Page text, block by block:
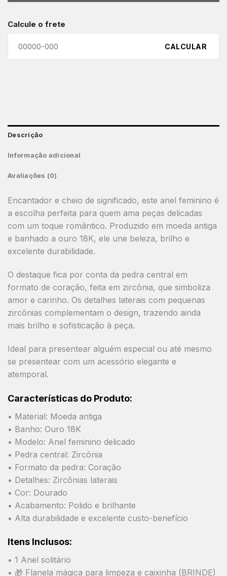
Calcule o frete
CALCULAR
Descrição
Informação adicional
Avaliações (0)
Encantador e cheio de significado, este anel feminino é
a escolha perfeita para quem ama peças delicadas
com um toque romântico. Produzido em moeda antiga
e banhado a ouro 18K, ele une beleza, brilho e
excelente durabilidade.
O destaque fica por conta da pedra central em
formato de coração, feita em zircônia, que simboliza
amor e carinho. Os detalhes laterais com pequenas
zircônias complementam o design, trazendo ainda
mais brilho e sofisticação à peça.
Ideal para presentear alguém especial ou até mesmo
se presentear com um acessório elegante e
atemporal.
Características do Produto:
• Material: Moeda antiga
• Banho: Ouro 18K
• Modelo: Anel feminino delicado
• Pedra central: Zircônia
• Formato da pedra: Coração
• Detalhes: Zircônias laterais
• Cor: Dourado
• Acabamento: Polido e brilhante
• Alta durabilidade e excelente custo-benefício
Itens Inclusos:
• 1 Anel solitário
• 🎁 Flanela mágica para limpeza e caixinha (BRINDE)